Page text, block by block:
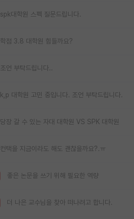
spk대학원 스펙 질문드립니다.
학점 3.8 대학원 힘들까요?
조언 부탁드립니다..
k,p 대학원 고민 중입니다. 조언 부탁드립니다.
당장 갈 수 있는 자대 대학원 VS SPK 대학원
컨택을 지금이라도 해도 괜찮을까요?.ㅠ
좋은 논문을 쓰기 위해 필요한 역량
더 나은 교수님을 찾아 떠나려고 합니다.